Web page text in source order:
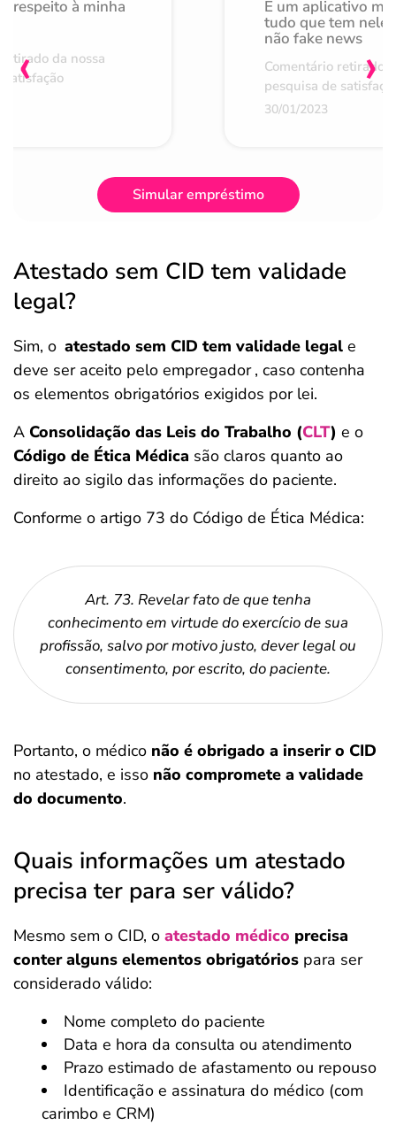
respeito à minha
da nossa
É um aplicativo
tudo que tem nele
não fake news
Comentário retirado
pesquisa de
30/01/2023
‹ ›
Simular empréstimo
Atestado sem CID tem validade
legal?
Sim, o atestado sem CID tem validade legal e
deve ser aceito pelo empregador , caso contenha
os elementos obrigatórios exigidos por lei.
A Consolidação das Leis do Trabalho (CLT) e o
Código de Ética Médica são claros quanto ao
direito ao sigilo das informações do paciente.
Conforme o artigo 73 do Código de Ética Médica:
Art. 73. Revelar fato de que tenha
conhecimento em virtude do exercício de sua
profissão, salvo por motivo justo, dever legal ou
consentimento, por escrito, do paciente.
Portanto, o médico não é obrigado a inserir o CID
no atestado, e isso não compromete a validade
do documento.
Quais informações um atestado
precisa ter para ser válido?
Mesmo sem o CID, o atestado médico precisa
conter alguns elementos obrigatórios para ser
considerado válido:
Nome completo do paciente
Data e hora da consulta ou atendimento
Prazo estimado de afastamento ou repouso
Identificação e assinatura do médico (com
carimbo e CRM)